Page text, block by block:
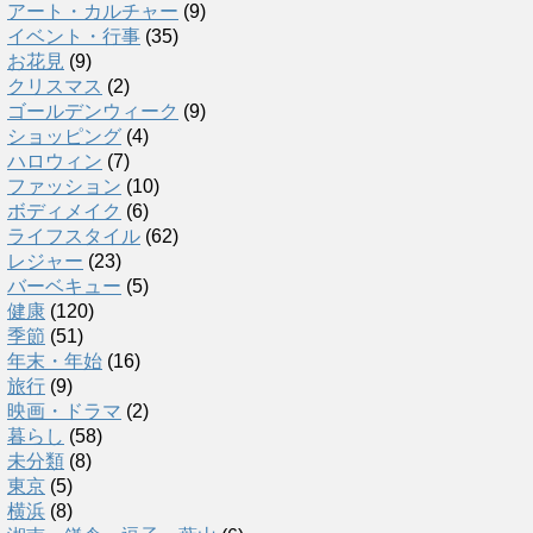
アート・カルチャー (9)
イベント・行事 (35)
お花見 (9)
クリスマス (2)
ゴールデンウィーク (9)
ショッピング (4)
ハロウィン (7)
ファッション (10)
ボディメイク (6)
ライフスタイル (62)
レジャー (23)
バーベキュー (5)
健康 (120)
季節 (51)
年末・年始 (16)
旅行 (9)
映画・ドラマ (2)
暮らし (58)
未分類 (8)
東京 (5)
横浜 (8)